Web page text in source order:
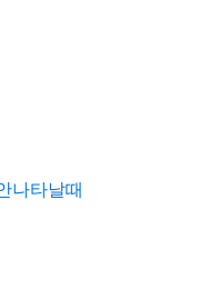
나타날때